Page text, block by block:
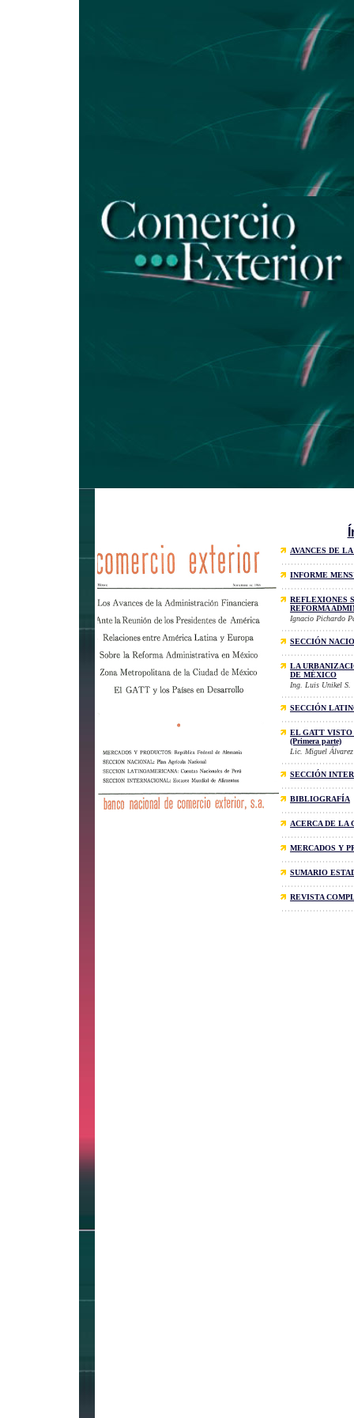
AVANCES DE
INFORME
REFLEXIONES
REFORMA
Ignacio Pichardo
SECCIÓN
LA
DE MÉXICO
Ing. Luis Unikel S.
SECCIÓN
EL GATT VISTO
(Primera parte)
Lic. Miguel
SECCIÓN
BIBLIOGRAFÍA
ACERCA DE LA
MERCADOS Y
SUMARIO
REVISTA